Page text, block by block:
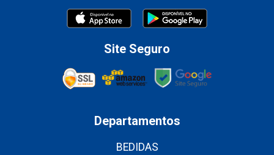
Site Seguro
Departamentos
BEDIDAS